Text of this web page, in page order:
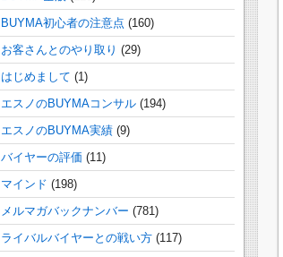
BUYMA初心者の注意点 (160)
お客さんとのやり取り (29)
はじめまして (1)
エスノのBUYMAコンサル (194)
エスノのBUYMA実績 (9)
バイヤーの評価 (11)
マインド (198)
メルマガバックナンバー (781)
ライバルバイヤーとの戦い方 (117)